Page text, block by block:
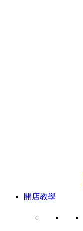
開店教學